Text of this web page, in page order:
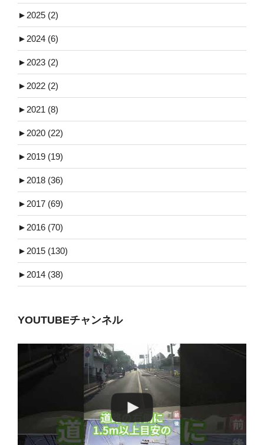
► 2025 (2)
► 2024 (6)
► 2023 (2)
► 2022 (2)
► 2021 (8)
► 2020 (22)
► 2019 (19)
► 2018 (36)
► 2017 (69)
► 2016 (70)
► 2015 (130)
► 2014 (38)
YOUTUBEチャンネル